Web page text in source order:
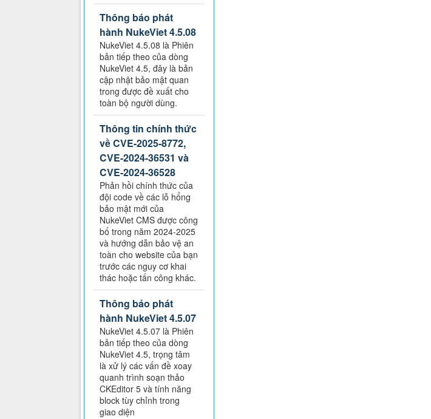
Thông báo phát
hành NukeViet 4.5.08
NukeViet 4.5.08 là Phiên
bản tiếp theo của dòng
NukeViet 4.5, đây là bản
cập nhật bảo mật quan
trong được đề xuất cho
toàn bộ người dùng.
Thông tin chính thức
về CVE-2025-8772,
CVE-2024-36531 và
CVE-2024-36528
Phản hồi chính thức của
đội code về các lỗ hổng
bảo mật mới của
NukeViet CMS được công
bố trong năm 2024-2025
và hướng dẫn bảo vệ an
toàn cho website của bạn
trước các nguy cơ khai
thác hoặc tấn công khác.
Thông báo phát
hành NukeViet 4.5.07
NukeViet 4.5.07 là Phiên
bản tiếp theo của dòng
NukeViet 4.5, trọng tâm
là xử lý các vấn đề xoay
quanh trình soạn thảo
CKEditor 5 và tính năng
block tùy chỉnh trong
giao diện